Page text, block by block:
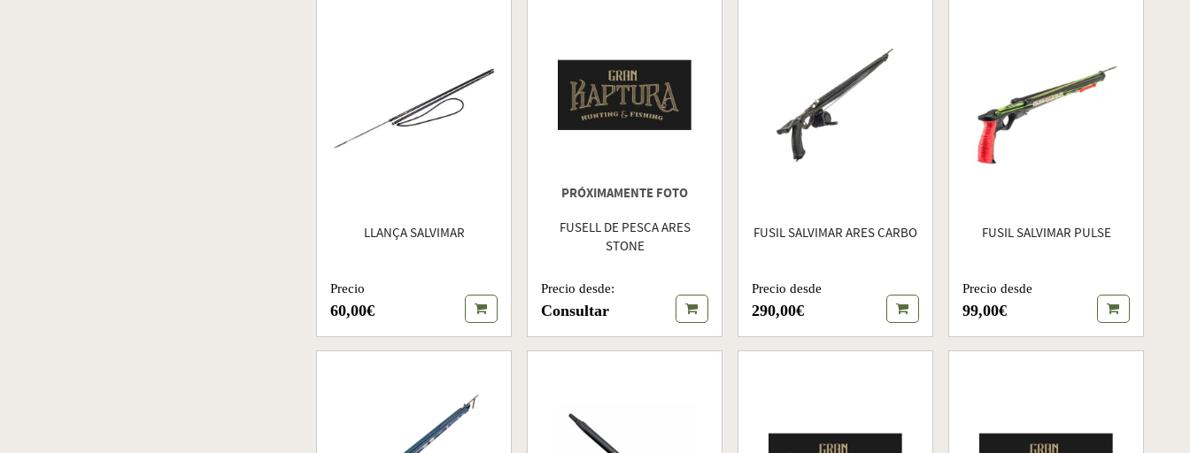
LLANÇA SALVIMAR
Precio
60,00€
PRÓXIMAMENTE FOTO
FUSELL DE PESCA ARES
STONE
Precio desde:
Consultar
FUSIL SALVIMAR ARES CARBO
Precio desde
290,00€
FUSIL SALVIMAR PULSE
Precio desde
99,00€